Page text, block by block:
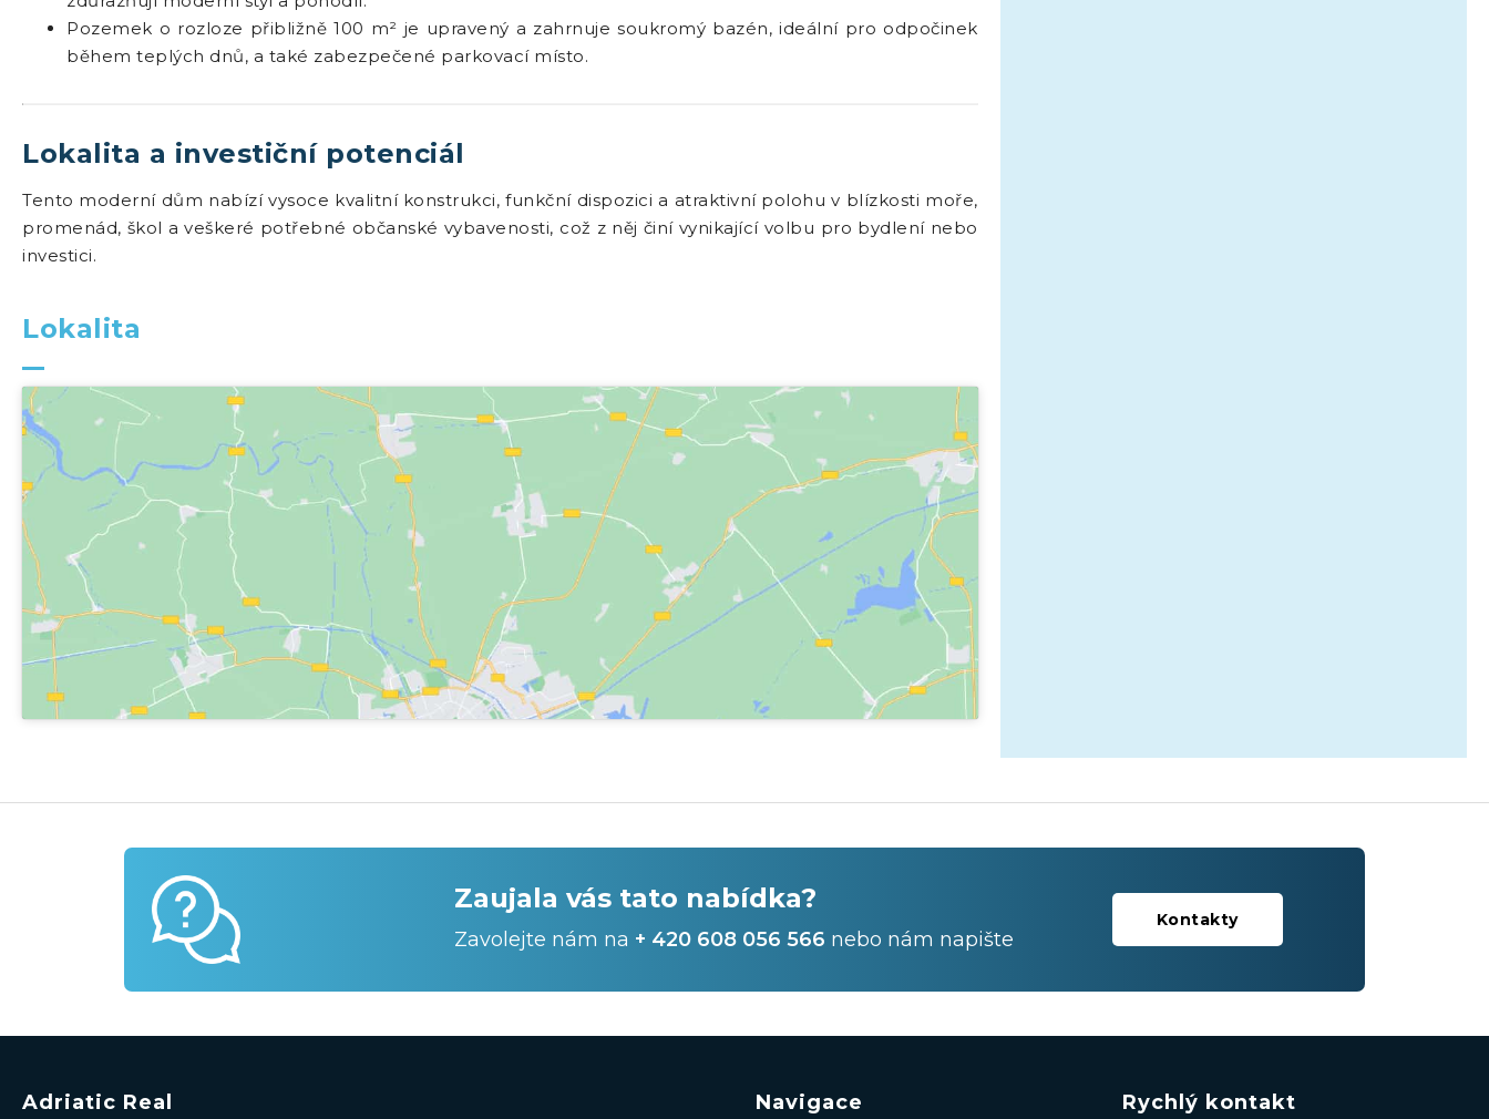
Pozemek o rozloze přibližně 100 m² je upravený a zahrnuje soukromý bazén, ideální pro odpočinek
během teplých dnů, a také zabezpečené parkovací místo.
Lokalita a investiční potenciál
Tento moderní dům nabízí vysoce kvalitní konstrukci, funkční dispozici a atraktivní polohu v blízkosti moře,
promenád, škol a veškeré potřebné občanské vybavenosti, což z něj činí vynikající volbu pro bydlení nebo
investici.
Lokalita
Zaujala vás tato nabídka?
Zavolejte nám na + 420 608 056 566 nebo nám napište
Kontakty
Adriatic Real Navigace Rychlý kontakt